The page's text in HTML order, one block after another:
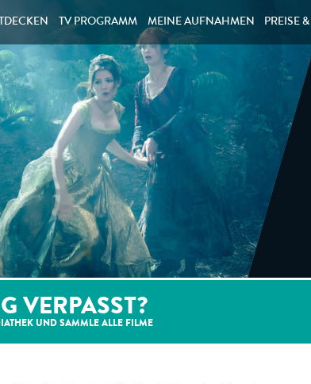
TV PROGRAMM MEINE AUFNAHMEN PREISE &
VERPASST?
UND SAMMLE ALLE FILME